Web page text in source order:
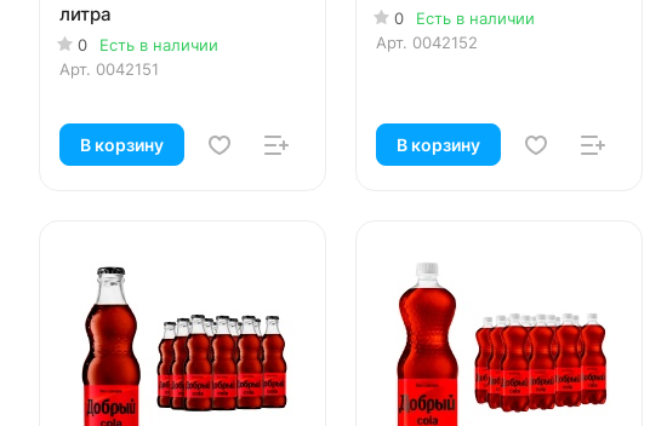
литра
0
Есть в наличии
Арт. 0042151
В корзину
0
Есть в наличии
Арт. 0042152
В корзину